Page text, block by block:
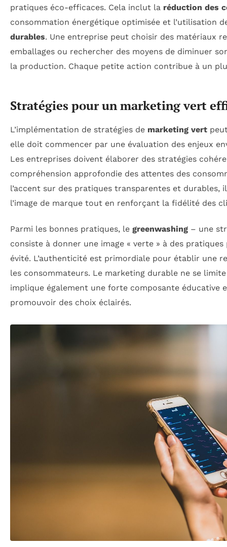
pratiques éco-efficaces. Cela inclut la réduction des
consommation énergétique optimisée et l’utilisation
durables. Une entreprise peut choisir des matériaux
emballages ou rechercher des moyens de diminuer
la production. Chaque petite action contribue à un
Stratégies pour un marketing vert
L’implémentation de stratégies de marketing vert
elle doit commencer par une évaluation des enjeux
Les entreprises doivent élaborer des stratégies
compréhension approfondie des attentes des
l’accent sur des pratiques transparentes et durables,
l’image de marque tout en renforçant la fidélité des
Parmi les bonnes pratiques, le greenwashing – une
consiste à donner une image « verte » à des
évité. L’authenticité est primordiale pour établir une
les consommateurs. Le marketing durable ne se
implique également une forte composante éducative
promouvoir des choix éclairés.